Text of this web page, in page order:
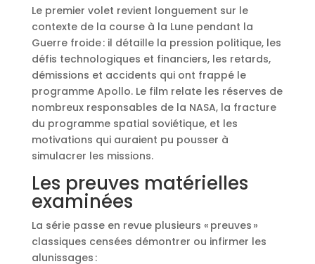
Le premier volet revient longuement sur le
contexte de la course à la Lune pendant la
Guerre froide : il détaille la pression politique, les
défis technologiques et financiers, les retards,
démissions et accidents qui ont frappé le
programme Apollo. Le film relate les réserves de
nombreux responsables de la NASA, la fracture
du programme spatial soviétique, et les
motivations qui auraient pu pousser à
simulacrer les missions.
Les preuves matérielles
examinées
La série passe en revue plusieurs « preuves »
classiques censées démontrer ou infirmer les
alunissages :